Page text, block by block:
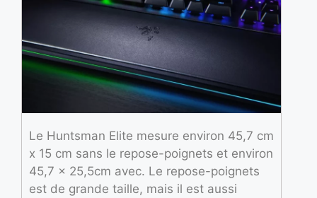
Le Huntsman Elite mesure environ 45,7 cm
x 15 cm sans le repose-poignets et environ
45,7 x 25,5cm avec. Le repose-poignets
est de grande taille, mais il est aussi